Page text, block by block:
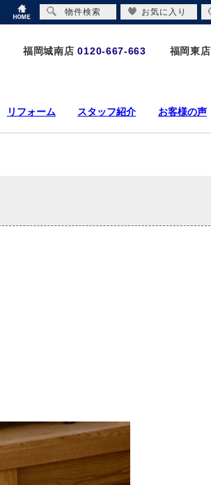
福岡城南店 0120-667-663 福岡東店
リフォーム スタッフ紹介 お客様の声
物件検索 お気に入り